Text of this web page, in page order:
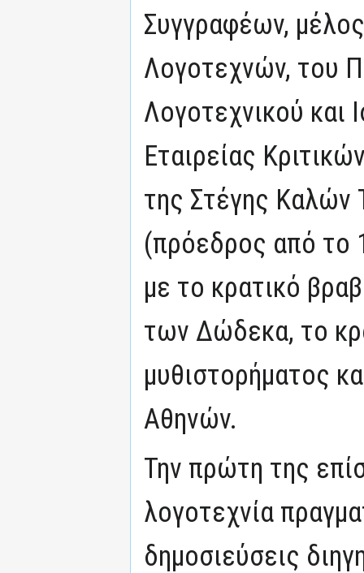
Συγγραφέων,
Λογοτεχνών, του
Λογοτεχνικού και
Εταιρείας
της Στέγης Καλών
(πρόεδρος από το
με το κρατικό
των Δώδεκα, το
μυθιστορήματος
Αθηνών.
Την πρώτη της
λογοτεχνία
δημοσιεύσεις